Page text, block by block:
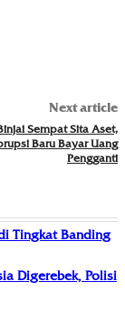
Next article
Sempat Sita Aset,
Baru Bayar Uang
Pengganti
Tingkat Banding
Digerebek, Polisi